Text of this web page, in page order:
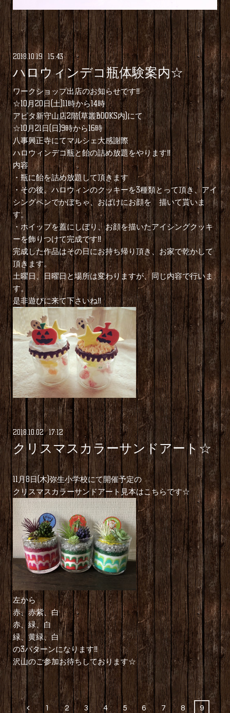
2018 10.19 15:43
ハロウィンデコ瓶体験案内☆
ワークショップ出店のお知らせです‼︎
☆10月20日(土)11時から14時
アピタ新守山店2階(草叢BOOKS内)にて
☆10月21日(日)9時から16時
八事興正寺にてマルシェ大感謝際
ハロウィンデコ瓶と飴の詰め放題をやります‼︎
内容
・瓶に飴を詰め放題して頂きます
・その後、ハロウィンのクッキーを3種類とって頂き、アイ
シングペンでかぼちゃ、おばけにお顔を 描いて貰いま
す。
・ホイップを蓋にしぼり、お顔を描いたアイシングクッキ
ーを飾りつけて完成です‼︎
完成した作品はその日にお持ち帰り頂き、お家で乾かして
頂きます。
土曜日、日曜日と場所は変わりますが、同じ内容で行いま
す。
是非遊びに来て下さいね‼︎
2018 10.02 17:12
クリスマスカラーサンドアート☆
11月8日(木)弥生小学校にて開催予定の
クリスマスカラーサンドアート見本はこちらです☆
左から
赤、赤紫、白
赤、緑、白
緑、黄緑、白
の3パターンになります‼︎
沢山のご参加お待ちしております☆
1 2 3 4 5 6 7 8 9